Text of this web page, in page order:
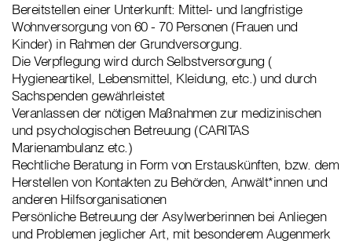
Bereitstellen einer Unterkunft: Mittel- und langfristige
Wohnversorgung von 60 - 70 Personen (Frauen und
Kinder) in Rahmen der Grundversorgung.
Die Verpflegung wird durch Selbstversorgung (
Hygieneartikel, Lebensmittel, Kleidung, etc.) und durch
Sachspenden gewährleistet
Veranlassen der nötigen Maßnahmen zur medizinischen
und psychologischen Betreuung (CARITAS
Marienambulanz etc.)
Rechtliche Beratung in Form von Erstauskünften, bzw. dem
Herstellen von Kontakten zu Behörden, Anwält*innen und
anderen Hilfsorganisationen
Persönliche Betreuung der Asylwerberinnen bei Anliegen
und Problemen jeglicher Art, mit besonderem Augenmerk